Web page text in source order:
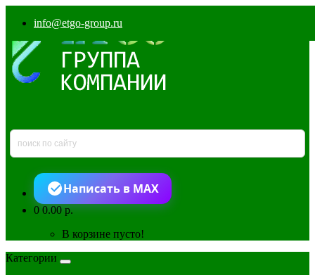
info@etgo-group.ru
Написать в MAX
00.00 р.
В корзине пусто!
Категории